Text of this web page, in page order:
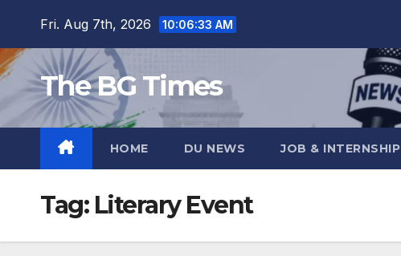
content
Fri. Aug 7th, 2026 10:06:34 AM
The BG Times
HOME DU NEWS JOB & INTERNSHIP
Tag: Literary Event